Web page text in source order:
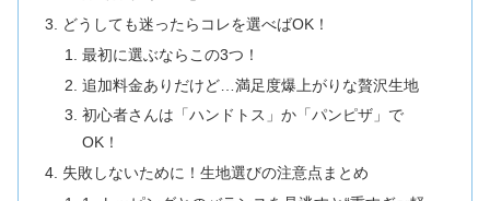
どうしても迷ったらコレを選べばOK！
最初に選ぶならこの3つ！
追加料金ありだけど…満足度爆上がりな贅沢生地
初心者さんは「ハンドトス」か「パンピザ」で
OK！
失敗しないために！生地選びの注意点まとめ